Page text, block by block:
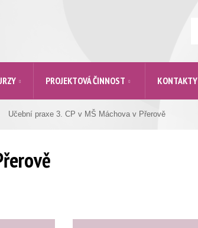
PROJEKTOVÁ ČINNOST KONTAKTY
Učební praxe 3. CP v MŠ Máchova v Přerově